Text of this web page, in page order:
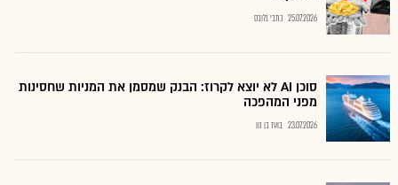
25.07.2026 כתבי גלובס
סוכן AI לא יוצא לקרוז: הבנק שמסמן את המניות שחסינות
מפני המהפכה
23.07.2026 בועז בן נון